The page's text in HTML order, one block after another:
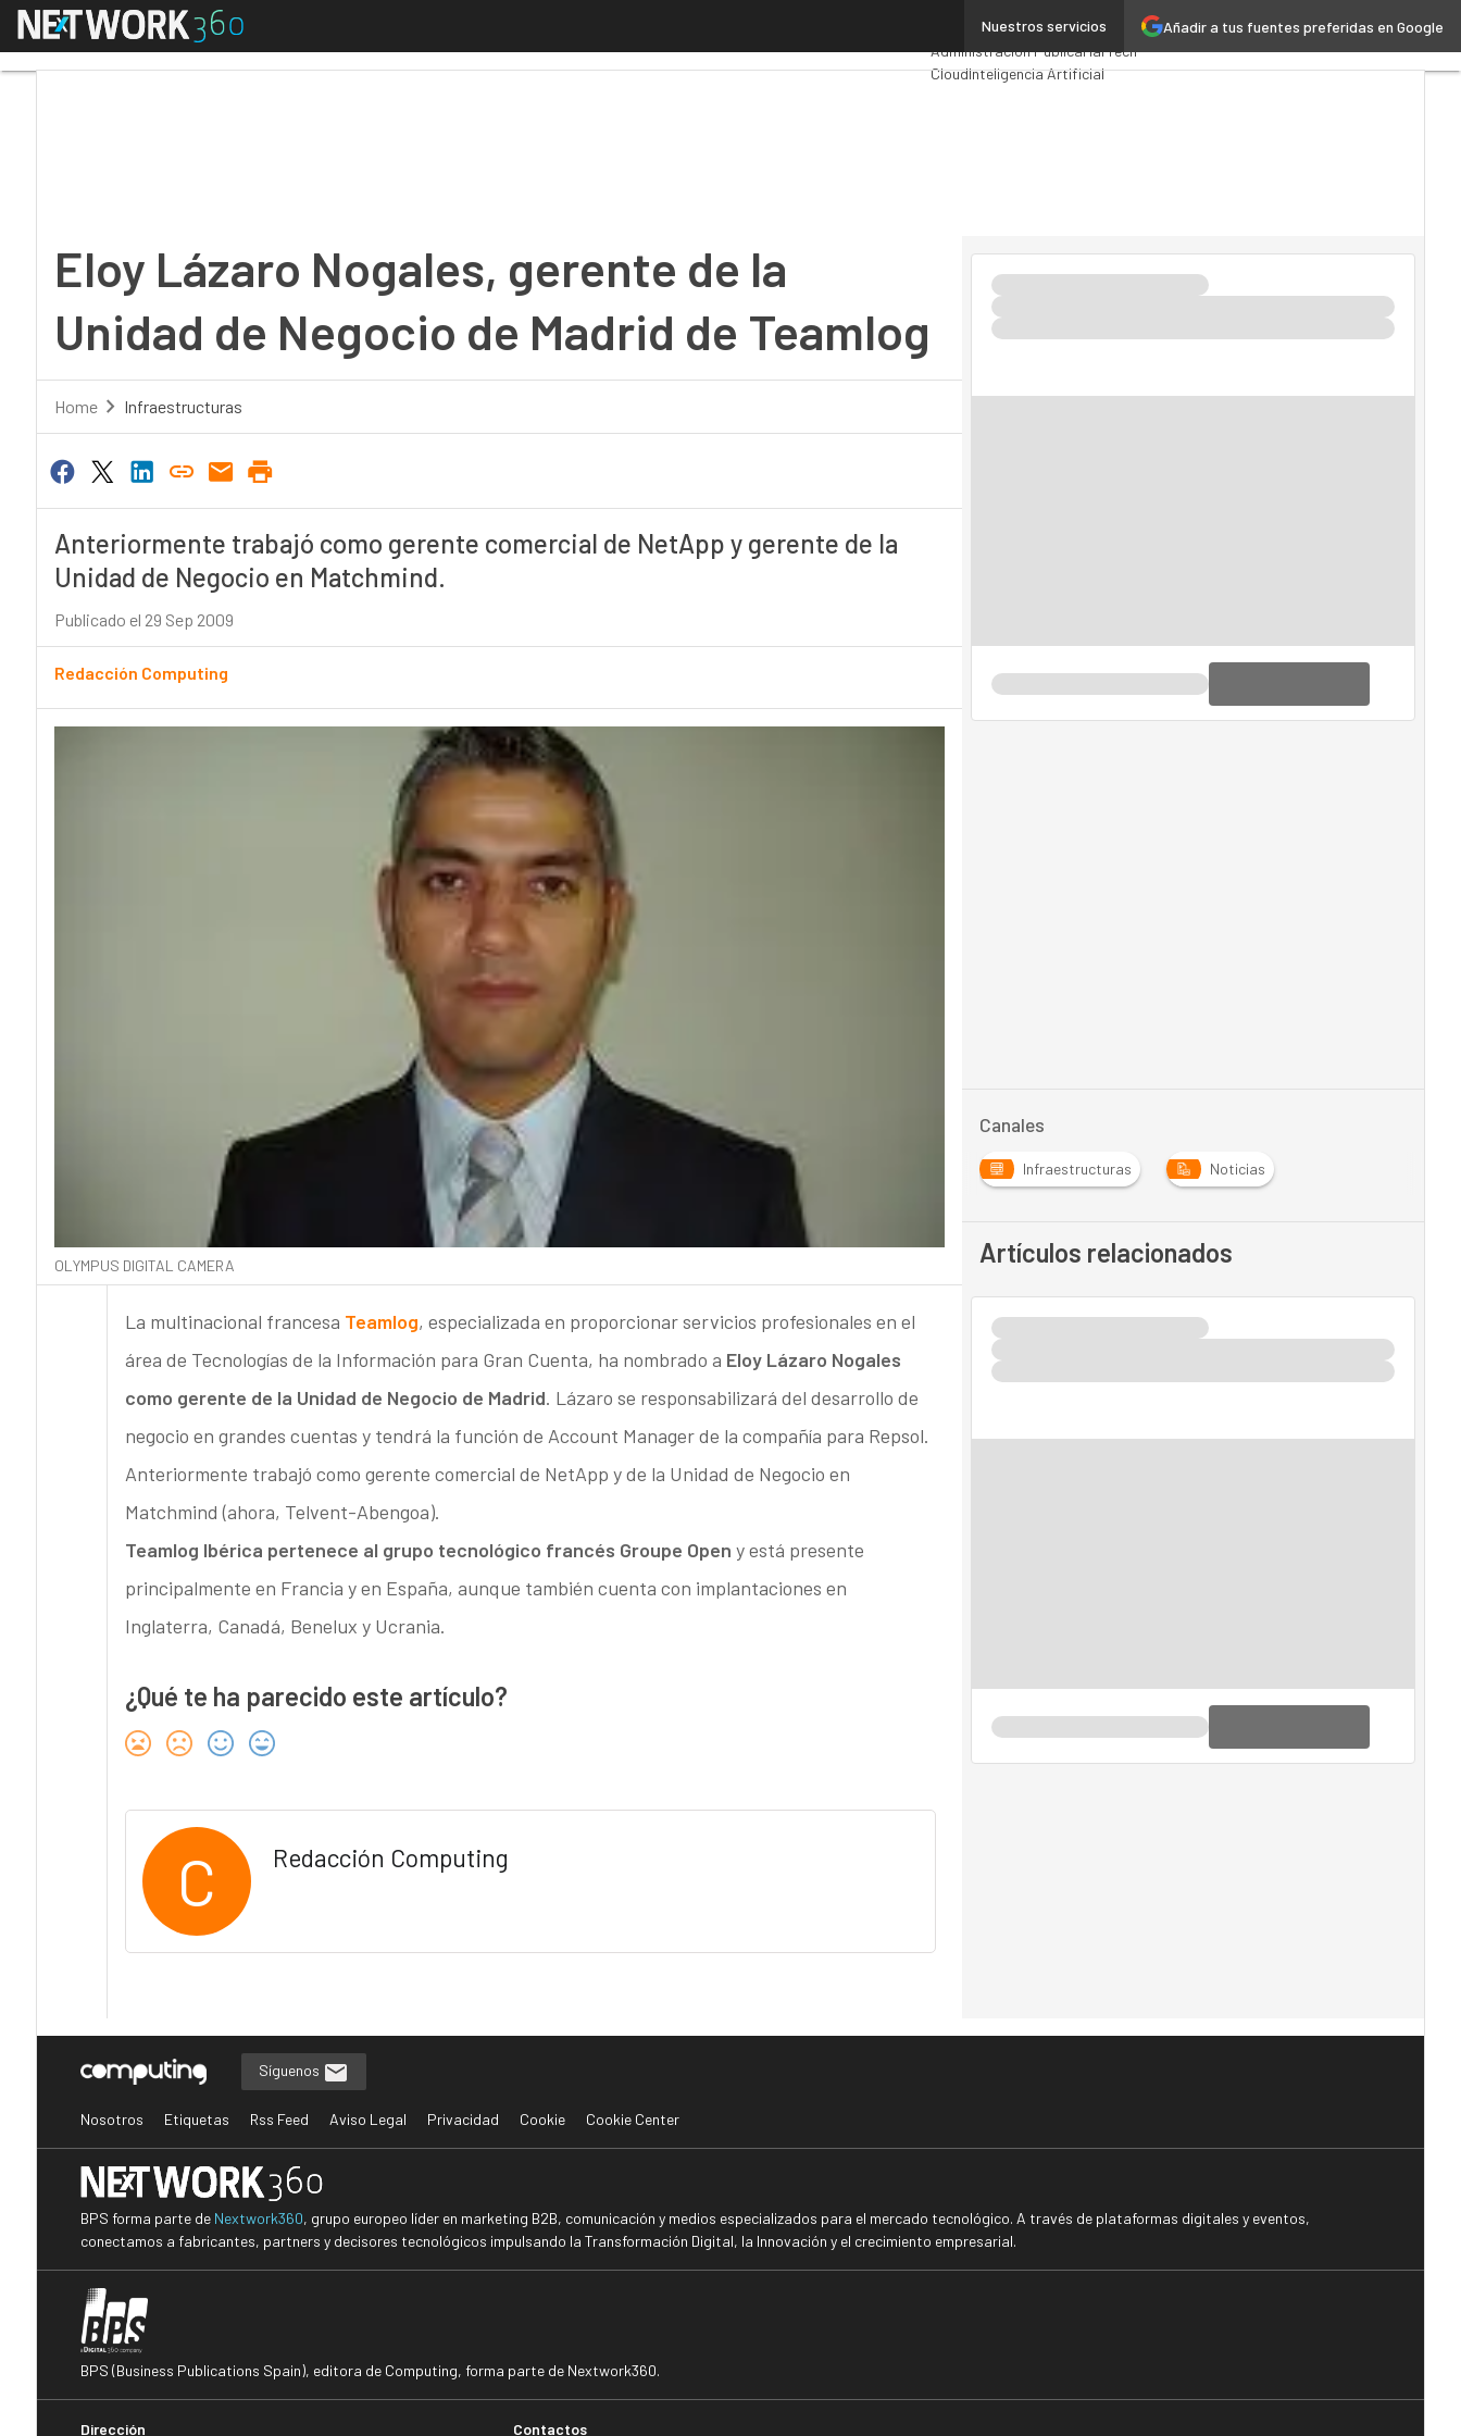
Añadir a tus fuentes preferidas en Google
Nuestros servicios
Menú Premios ComputingAnalytics
Administración PúblicaMarTech
CloudInteligencia Artificial
Eloy Lázaro Nogales, gerente de la
Unidad de Negocio de Madrid de Teamlog
Home Infraestructuras
Anteriormente trabajó como gerente comercial de NetApp y gerente de la
Unidad de Negocio en Matchmind.
Publicado el 29 Sep 2009
Redacción Computing
OLYMPUS DIGITAL CAMERA
La multinacional francesa Teamlog, especializada en proporcionar servicios profesionales en el
área de Tecnologías de la Información para Gran Cuenta, ha nombrado a Eloy Lázaro Nogales
como gerente de la Unidad de Negocio de Madrid. Lázaro se responsabilizará del desarrollo de
negocio en grandes cuentas y tendrá la función de Account Manager de la compañía para Repsol.
Anteriormente trabajó como gerente comercial de NetApp y de la Unidad de Negocio en
Matchmind (ahora, Telvent-Abengoa).
Teamlog Ibérica pertenece al grupo tecnológico francés Groupe Open y está presente
principalmente en Francia y en España, aunque también cuenta con implantaciones en
Inglaterra, Canadá, Benelux y Ucrania.
¿Qué te ha parecido este artículo?
C Redacción Computing
Canales
Infraestructuras Noticias
Artículos relacionados
Síguenos
Nosotros Etiquetas Rss Feed Aviso Legal Privacidad Cookie Cookie Center
BPS forma parte de Nextwork360, grupo europeo líder en marketing B2B, comunicación y medios especializados para el mercado tecnológico. A través de plataformas digitales y eventos,
conectamos a fabricantes, partners y decisores tecnológicos impulsando la Transformación Digital, la Innovación y el crecimiento empresarial.
BPS (Business Publications Spain), editora de Computing, forma parte de Nextwork360.
Dirección Contactos